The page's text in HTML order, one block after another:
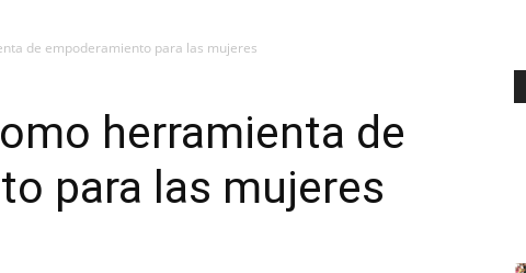
de empoderamiento para las mujeres
herramienta de
para las mujeres